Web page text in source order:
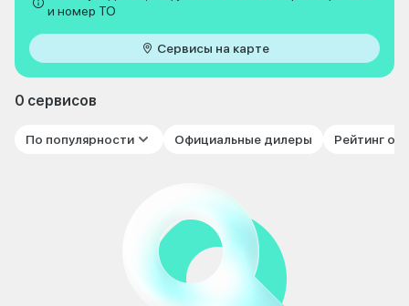
и номер ТО
Сервисы на карте
0 сервисов
По популярности Официальные дилеры Рейтинг